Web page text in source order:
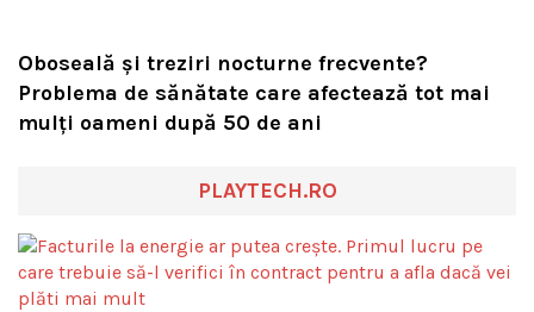
Oboseală și treziri nocturne frecvente?
Problema de sănătate care afectează tot mai
mulți oameni după 50 de ani
PLAYTECH.RO